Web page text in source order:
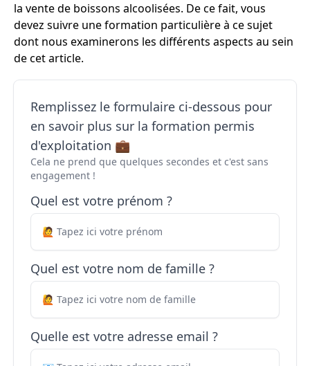
la vente de boissons alcoolisées. De ce fait, vous
devez suivre une formation particulière à ce sujet
dont nous examinerons les différents aspects au sein
de cet article.
Remplissez le formulaire ci-dessous pour
en savoir plus sur la formation permis
d'exploitation 💼
Cela ne prend que quelques secondes et c'est sans
engagement !
Quel est votre prénom ?
Quel est votre nom de famille ?
Quelle est votre adresse email ?